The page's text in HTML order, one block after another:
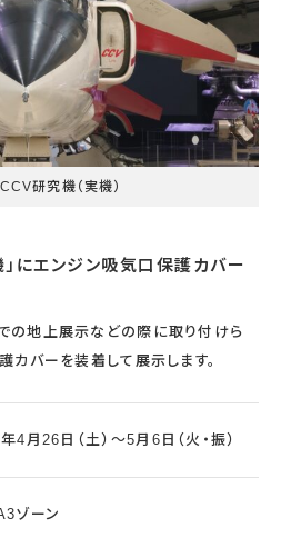
ラム お知らせ
研究機（実機）
にエンジン吸気口保護カバー
の地上展示などの際に取り付けら
カバーを装着して展示します。
4月26日（土）〜5月6日（火・振）
ゾーン